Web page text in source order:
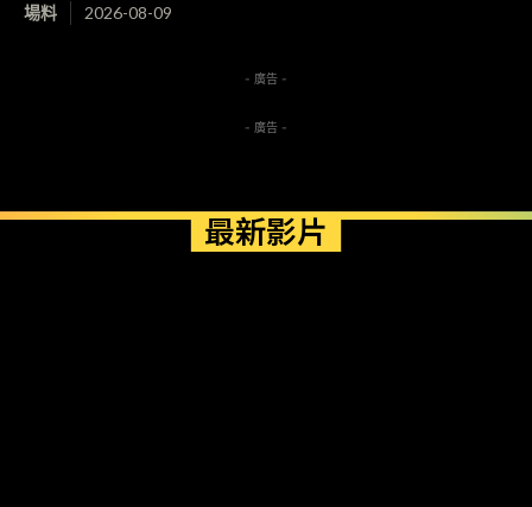
場料 2026-08-09
- 廣告 -
- 廣告 -
最新影片